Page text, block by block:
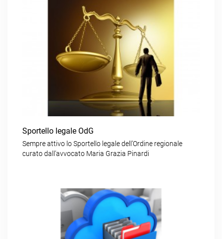
Sportello legale OdG
Sempre attivo lo Sportello legale dell’Ordine regionale
curato dall’avvocato Maria Grazia Pinardi